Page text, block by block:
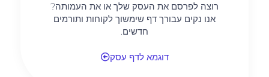
רוצה לפרסם את העסק שלך או את העמותה?
אנו נקים עבורך דף שימשוך לקוחות ותורמים
חדשים.
דוגמא לדף עסק